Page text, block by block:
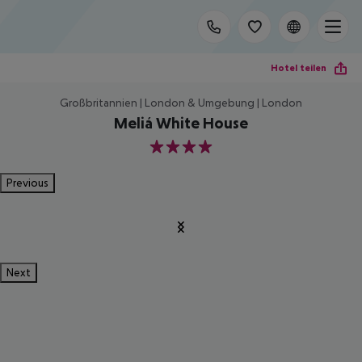
Hotel teilen
Großbritannien | London & Umgebung | London
Meliá White House
4
Previous
Next